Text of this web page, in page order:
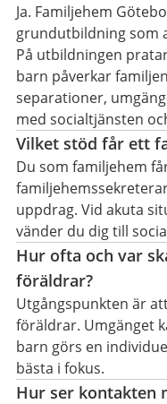
Ja. Familjehem
grundutbildning som
På utbildningen
barn påverkar
separationer,
med socialtjänsten
Vilket stöd får ett
Du som familjehem
uppdrag. Vid akuta
vänder du dig till
Hur ofta och var
föräldrar?
Utgångspunkten är
föräldrar. Umgänget
barn görs en
bästa i fokus.
Hur ser kontakten